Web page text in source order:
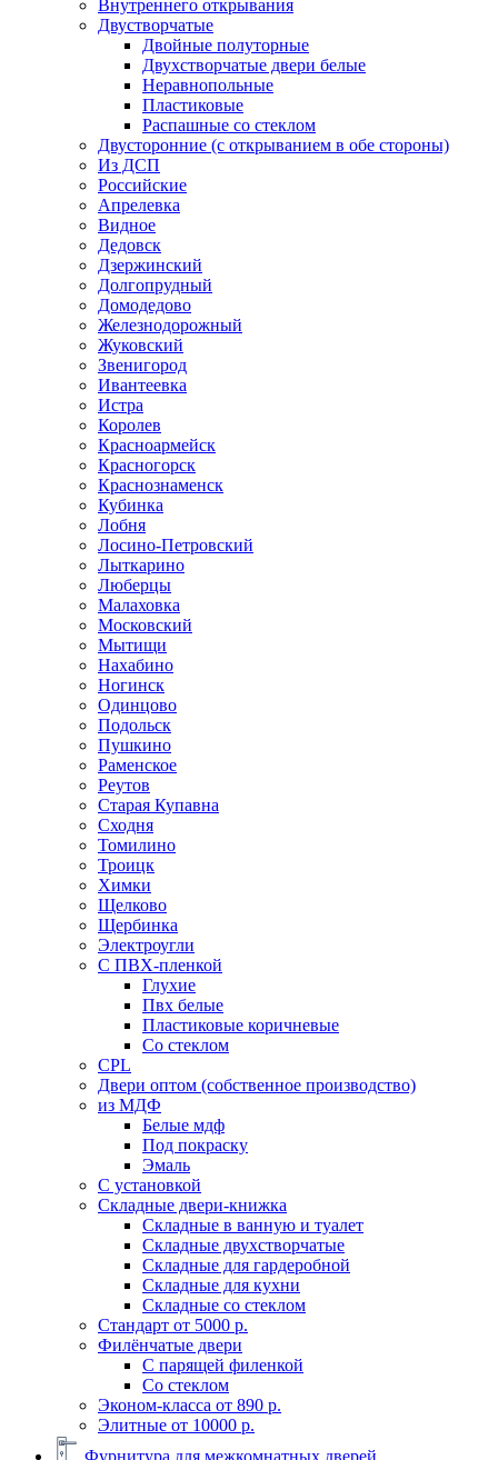
Внутреннего открывания
Двустворчатые
Двойные полуторные
Двухстворчатые двери белые
Неравнопольные
Пластиковые
Распашные со стеклом
Двусторонние (с открыванием в обе стороны)
Из ДСП
Российские
Апрелевка
Видное
Дедовск
Дзержинский
Долгопрудный
Домодедово
Железнодорожный
Жуковский
Звенигород
Ивантеевка
Истра
Королев
Красноармейск
Красногорск
Краснознаменск
Кубинка
Лобня
Лосино-Петровский
Лыткарино
Люберцы
Малаховка
Московский
Мытищи
Нахабино
Ногинск
Одинцово
Подольск
Пушкино
Раменское
Реутов
Старая Купавна
Сходня
Томилино
Троицк
Химки
Щелково
Щербинка
Электроугли
C ПВХ-пленкой
Глухие
Пвх белые
Пластиковые коричневые
Со стеклом
CPL
Двери оптом (собственное производство)
из МДФ
Белые мдф
Под покраску
Эмаль
С установкой
Складные двери-книжка
Складные в ванную и туалет
Складные двухстворчатые
Складные для гардеробной
Складные для кухни
Складные со стеклом
Стандарт от 5000 р.
Филёнчатые двери
С парящей филенкой
Со стеклом
Эконом-класса от 890 р.
Элитные от 10000 р.
Фурнитура для межкомнатных дверей